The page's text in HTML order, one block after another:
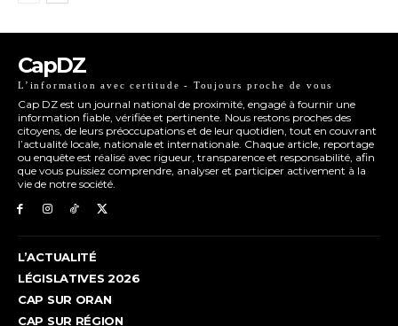
CapDZ
L’information avec certitude - Toujours proche de vous
Cap DZ est un journal national de proximité, engagé à fournir une
information fiable, vérifiée et pertinente. Nous restons proches des
citoyens, de leurs préoccupations et de leur quotidien, tout en couvrant
l’actualité locale, nationale et internationale. Chaque article, reportage
ou enquête est réalisé avec rigueur, transparence et responsabilité, afin
que vous puissiez comprendre, analyser et participer activement à la
vie de notre société.
L’ACTUALITÉ
LÉGISLATIVES 2026
CAP SUR ORAN
CAP SUR RÉGION